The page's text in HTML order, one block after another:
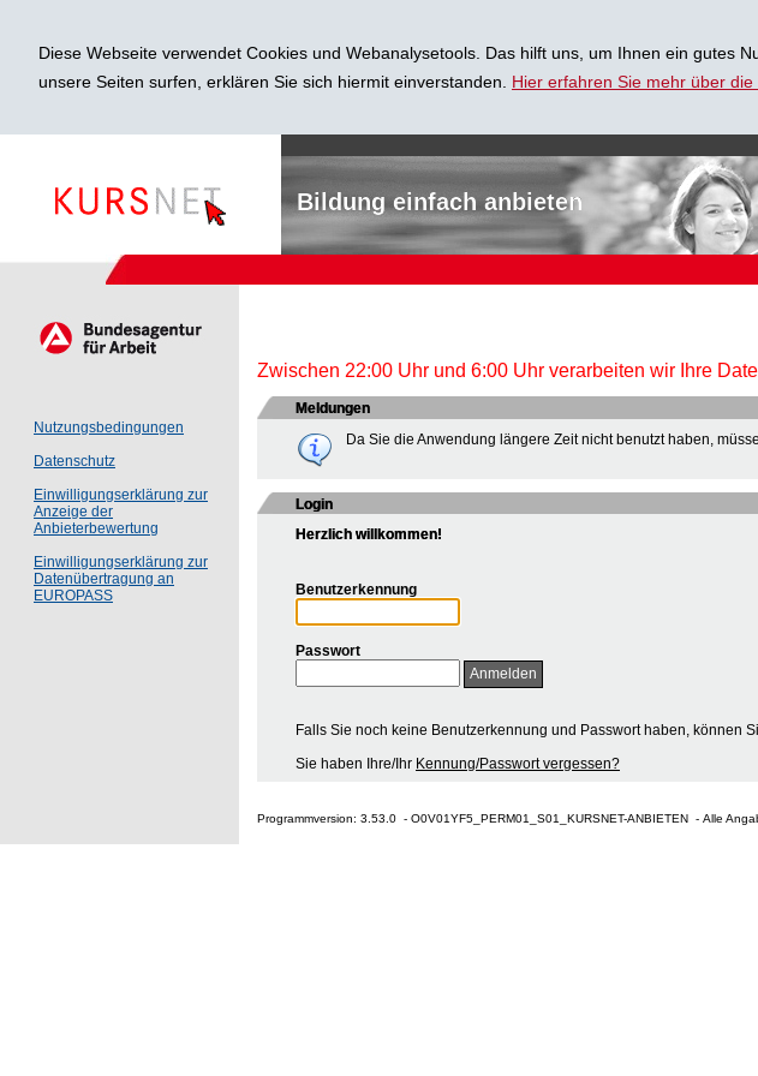
Diese Webseite verwendet Cookies und Webanalysetools. Das hilft uns, um Ihnen ein gutes
unsere Seiten surfen, erklären Sie sich hiermit einverstanden. Hier erfahren Sie mehr über
Bildung einfach anbieten
Nutzungsbedingungen
Datenschutz
Einwilligungserklärung zur
Anzeige der
Anbieterbewertung
Einwilligungserklärung zur
Datenübertragung an
EUROPASS
Zwischen 22:00 Uhr und 6:00 Uhr verarbeiten wir Ihre
Meldungen
Da Sie die Anwendung längere Zeit nicht benutzt haben,
Login
Herzlich willkommen!
Benutzerkennung
Passwort
Falls Sie noch keine Benutzerkennung und Passwort haben, können
Sie haben Ihre/Ihr Kennung/Passwort vergessen?
Programmversion: 3.53.0 - O0V01YF5_PERM01_S01_KURSNET-ANBIETEN - Alle